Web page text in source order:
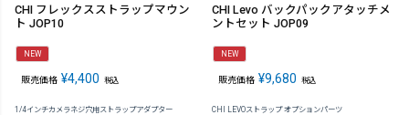
CHI フレックスストラップマウン
ト JOP10
NEW
販売価格 ¥4,400 税込
1/4インチカメラネジ穴用ストラップアダプター
CHI Levo バックパックアタッチメ
ントセット JOP09
NEW
販売価格 ¥9,680 税込
CHI LEVOストラップ オプションパーツ